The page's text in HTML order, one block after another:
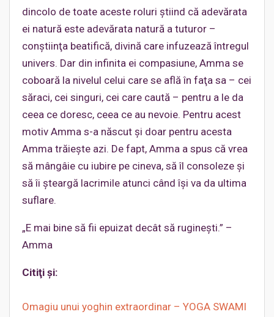
dincolo de toate aceste roluri ştiind că adevărata
ei natură este adevărata natură a tuturor –
conştiinţa beatifică, divină care infuzează întregul
univers. Dar din infinita ei compasiune, Amma se
coboară la nivelul celui care se află în faţa sa – cei
săraci, cei singuri, cei care caută – pentru a le da
ceea ce doresc, ceea ce au nevoie. Pentru acest
motiv Amma s-a născut şi doar pentru acesta
Amma trăieşte azi. De fapt, Amma a spus că vrea
să mângâie cu iubire pe cineva, să îl consoleze şi
să îi şteargă lacrimile atunci când îşi va da ultima
suflare.
„E mai bine să fii epuizat decât să rugineşti.” –
Amma
Citiţi şi:
Omagiu unui yoghin extraordinar – YOGA SWAMI